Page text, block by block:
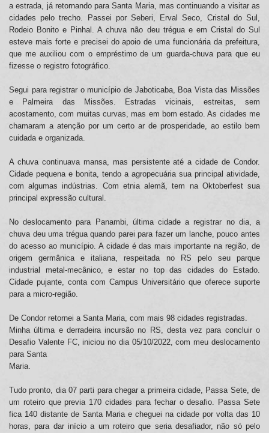
a estrada, já retornando para Santa Maria, mas continuando a visitar as
cidades pelo trecho. Passei por Seberi, Erval Seco, Cristal do Sul,
Rodeio Bonito e Pinhal. A chuva não deu trégua e em Cristal do Sul
esteve mais forte e precisei do apoio de uma funcionária da prefeitura,
que me auxiliou com o empréstimo de um guarda-chuva para que eu
fizesse o registro fotográfico.
Segui para registrar o município de Jaboticaba, Boa Vista das Missões
e Palmeira das Missões. Estradas vicinais, estreitas, sem
acostamento, com muitas curvas, mas em bom estado. As cidades me
chamaram a atenção por um certo ar de prosperidade, ao estilo bem
cuidada e organizada.
A chuva continuava mansa, mas persistente até a cidade de Condor.
Cidade pequena e bonita, tendo a agropecuária sua principal atividade,
com algumas indústrias. Com etnia alemã, tem na Oktoberfest sua
principal expressão cultural.
No deslocamento para Panambi, última cidade a registrar no dia, a
chuva deu uma trégua quando parei para fazer um lanche, pouco antes
do acesso ao município. A cidade é das mais importante na região, de
origem germânica e italiana, respeitada no RS pelo seu parque
industrial metal-mecânico, e estar no top das cidades do Estado.
Cidade pujante, conta com Campus Universitário que oferece suporte
para a micro-região.
De Condor retornei a Santa Maria, com mais 98 cidades registradas.
Minha última e derradeira incursão no RS, desta vez para concluir o
Desafio Valente FC, iniciou no dia 05/10/2022, com meu deslocamento
para Santa
Maria.
Tudo pronto, dia 07 parti para chegar a primeira cidade, Passa Sete, de
um roteiro que previa 170 cidades para fechar o desafio. Passa Sete
fica 140 distante de Santa Maria e cheguei na cidade por volta das 10
horas, para dar início a um roteiro que seria desafiador, não só pelo